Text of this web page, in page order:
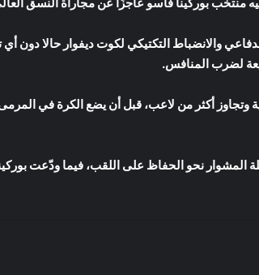
والانضباط التكتيكي لكوت ديفوار حالا دون
لضرب المنافس.
وتجاوز أكثر من لاعب، قبل أن يضع الكرة في
المشوار نحو الحفاظ على اللقب، فيما ودّعت